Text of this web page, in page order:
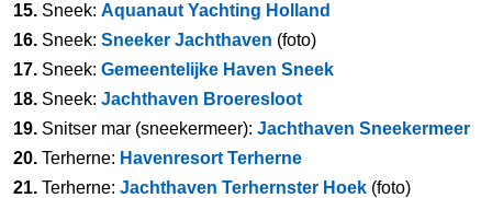
15. Sneek: Aquanaut Yachting Holland
16. Sneek: Sneeker Jachthaven (foto)
17. Sneek: Gemeentelijke Haven Sneek
18. Sneek: Jachthaven Broeresloot
19. Snitser mar (sneekermeer): Jachthaven Sneekermeer
20. Terherne: Havenresort Terherne
21. Terherne: Jachthaven Terhernster Hoek (foto)